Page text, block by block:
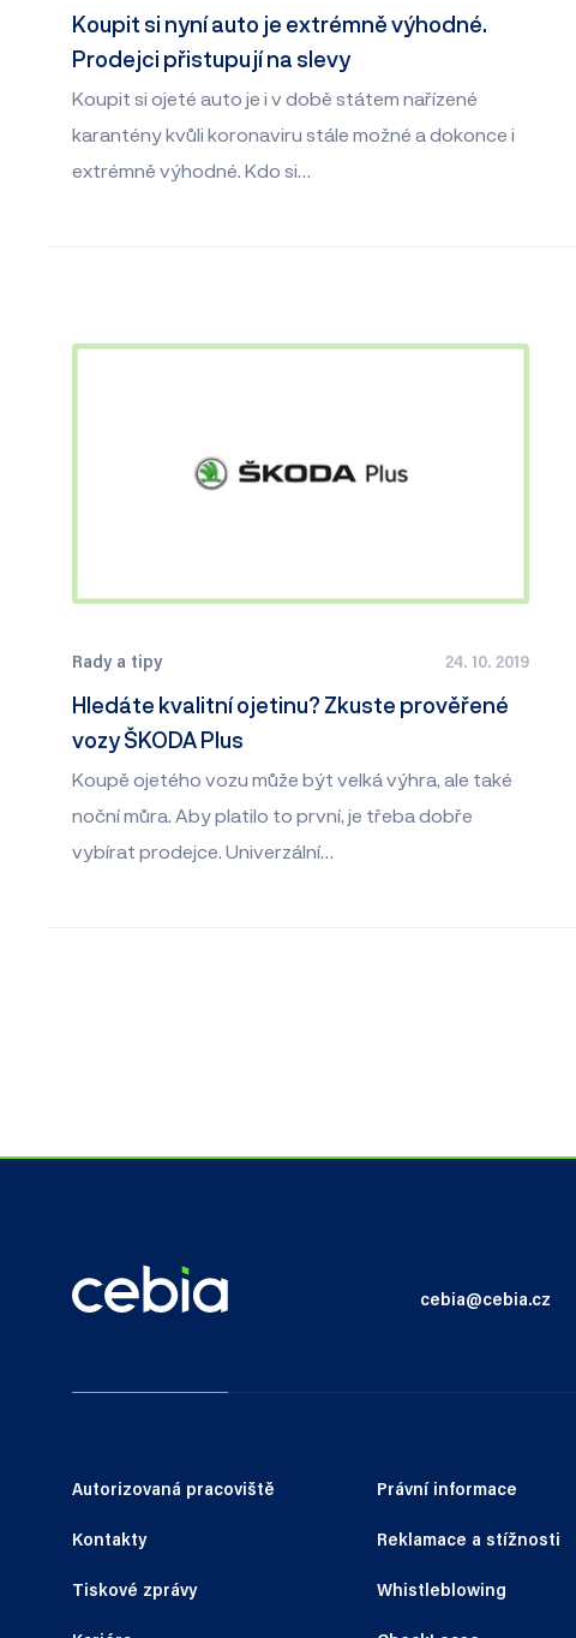
Koupit si nyní auto je extrémně výhodné.
Prodejci přistupují na slevy
Koupit si ojeté auto je i v době státem nařízené
karantény kvůli koronaviru stále možné a dokonce i
extrémně výhodné. Kdo si…
Rady a tipy 24. 10. 2019
Hledáte kvalitní ojetinu? Zkuste prověřené
vozy ŠKODA Plus
Koupě ojetého vozu může být velká výhra, ale také
noční můra. Aby platilo to první, je třeba dobře
vybírat prodejce. Univerzální…
cebia@cebia.cz
Autorizovaná pracoviště
Kontakty
Tiskové zprávy
Právní informace
Reklamace a stížnosti
Whistleblowing